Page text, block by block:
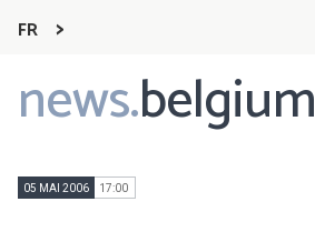
FR
news.belgium
Main
navigation
05 MAI 2006 17:00